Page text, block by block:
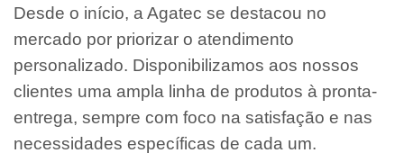
Desde o início, a Agatec se destacou no
mercado por priorizar o atendimento
personalizado. Disponibilizamos aos nossos
clientes uma ampla linha de produtos à pronta-
entrega, sempre com foco na satisfação e nas
necessidades específicas de cada um.